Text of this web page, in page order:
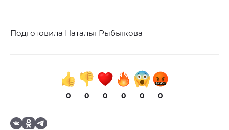
Подготовила Наталья Рыбьякова
0 0 0 0 0 0